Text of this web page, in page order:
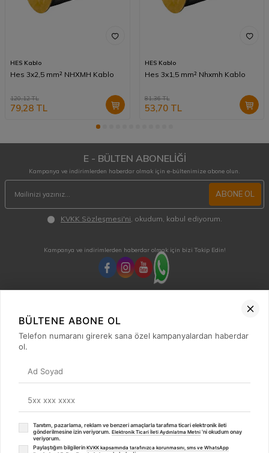
HES Kablo
Hes 3x2,5 mm² NHXMH Kablo
120,12TL
79,28 TL
HES Kablo
Hes 3x1,5 mm² Nhxmh Kablo
81,36TL
53,70TL
E - BÜLTEN ABONELİĞİ
Kampanya ve indirimlerden haberdar olmak için e-bültenimize abone olun.
ABONE OL
KVKK Sözleşmesi'ni , okudum, kabul ediyorum.
Kampanya ve indirimlerden haberdar olmak için bizi Takip Edin!
Hafta içi 08:00 - 18:00 / Cumartesi 08:00 - 13:00 arası merak ettiğiniz tüm sorular ve
siparişleriniz için ulaşabilirsiniz.
0850 515 01 10
Hızlı Erişim
Kategoriler
Popüler Markalar
BÜLTENE ABONE OL
Telefon numaranı girerek sana özel kampanyalardan haberdar
ol.
Tanıtım, pazarlama, reklam ve benzeri amaçlarla tarafıma ticari elektronik ileti
gönderilmesine izin veriyorum. Elektronik Ticari İleti Aydınlatma Metni 'ni okudum onay
veriyorum.
Paylaştığım bilgilerin KVKK kapsamında tarafınızca korunmasını, sms ve WhatsApp